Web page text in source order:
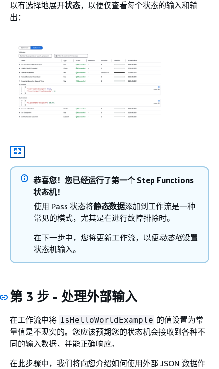
以有选择地展开状态，以便仅查看每个状态的输入和输
出：
恭喜您！您已经运行了第一个 Step Functions
状态机！
使用 Pass 状态将静态数据添加到工作流是一种
常见的模式，尤其是在进行故障排除时。
在下一步中，您将更新工作流，以便动态地设置
状态机输入。
第 3 步 - 处理外部输入
在工作流中将 IsHelloWorldExample 的值设置为常
量值是不现实的。您应该预期您的状态机会接收到各种不
同的输入数据，并能正确响应。
在此步骤中，我们将向您介绍如何使用外部 JSON 数据作